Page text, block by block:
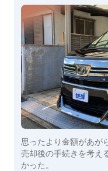
思ったより金額があが
売却後の手続きを考え
かった。